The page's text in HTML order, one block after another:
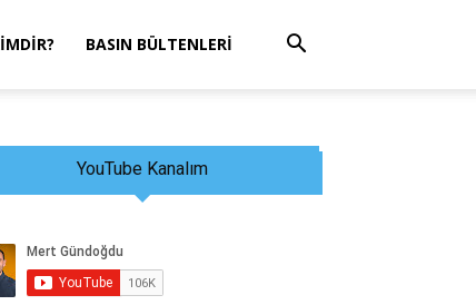
BASIN BÜLTENLERI
YouTube Kanalım